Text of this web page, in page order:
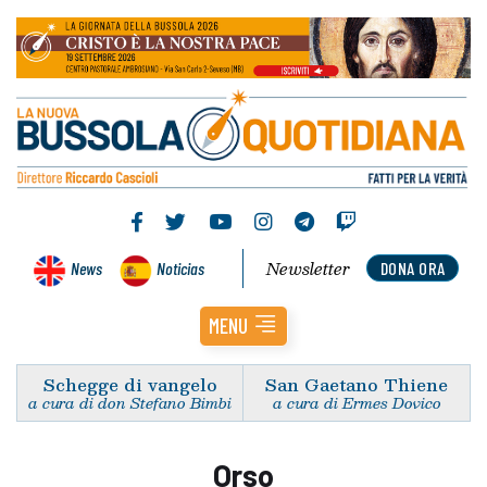
News Noticias DONA ORA
Newsletter
MENU
Schegge di vangelo
a cura di don Stefano Bimbi
San Gaetano Thiene
a cura di Ermes Dovico
Orso